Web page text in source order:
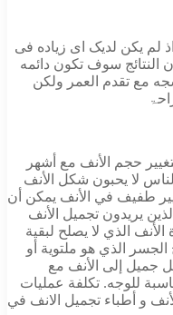
لم یکن لدیک ای زیاده فی
النتائج سوف تکون دائمه
مع تقدم العمر ولکن
حجم الأنف مع أشهر
لا يحبون شكل الأنف
طفيف في الأنف يمكن أن
يريدون تجميل الأنف
الذي لا يصلح لبقية
الذي هو ملتوية أو
جميل إلى الأنف مع
للوجه. تكلفة عمليات
و أطباء تجميل الانف في